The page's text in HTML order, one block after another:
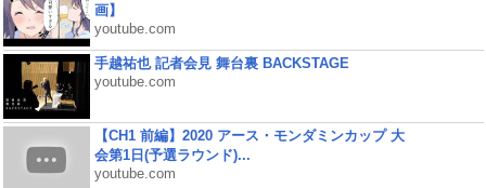
画】
youtube.com
手越祐也 記者会見 舞台裏 BACKSTAGE
youtube.com
【CH1 前編】2020 アース・モンダミンカップ 大
会第1日(予選ラウンド)...
youtube.com